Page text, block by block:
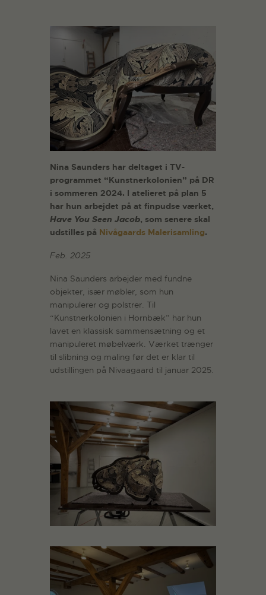
Nina Saunders har deltaget i TV-
programmet “Kunstnerkolonien” på DR
i sommeren 2024. I atelieret på plan 5
har hun arbejdet på at finpudse værket,
Have You Seen Jacob, som senere skal
udstilles på Nivågaards Malerisamling.
Feb. 2025
Nina Saunders arbejder med fundne
objekter, især møbler, som hun
manipulerer og polstrer. Til
“Kunstnerkolonien i Hornbæk” har hun
lavet en klassisk sammensætning og et
manipuleret møbelværk. Værket trænger
til slibning og maling før det er klar til
udstillingen på Nivaagaard til januar 2025.